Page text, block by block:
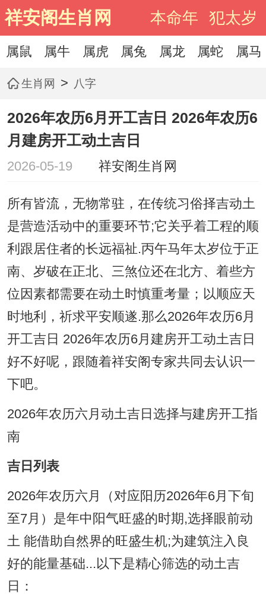
祥安阁生肖网 本命年 犯太岁
属鼠 属牛 属虎 属兔 属龙 属蛇 属马
生肖网 > 八字
2026年农历6月开工吉日 2026年农历6
月建房开工动土吉日
2026-05-19 祥安阁生肖网
所有皆流，无物常驻，在传统习俗择吉动土
是营造活动中的重要环节;它关乎着工程的顺
利跟居住者的长远福祉.丙午马年太岁位于正
南、岁破在正北、三煞位还在北方、着些方
位因素都需要在动土时慎重考量；以顺应天
时地利，祈求平安顺遂.那么2026年农历6月
开工吉日 2026年农历6月建房开工动土吉日
好不好呢，跟随着祥安阁专家共同去认识一
下吧。
2026年农历六月动土吉日选择与建房开工指
南
吉日列表
2026年农历六月（对应阳历2026年6月下旬
至7月）是年中阳气旺盛的时期,选择眼前动
土 能借助自然界的旺盛生机;为建筑注入良
好的能量基础...以下是精心筛选的动土吉
日：